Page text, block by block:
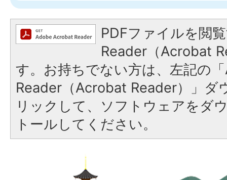
PDFファイルを閲
Reader（Acrobat
す。お持ちでない方は、左記の
Reader（Acrobat Reader）」ダ
リックして、ソフトウェアをダ
トールしてください。